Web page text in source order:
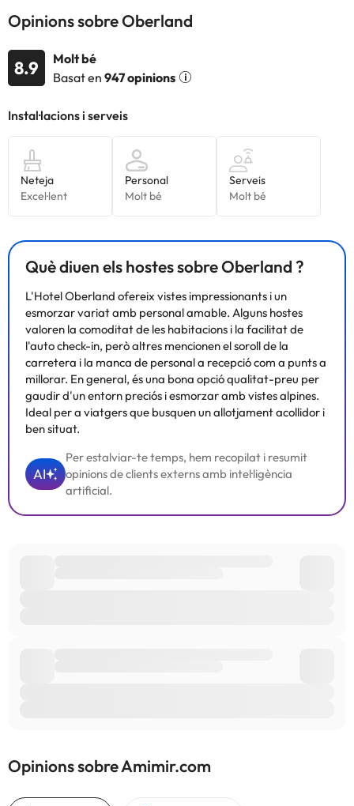
Opinions sobre Oberland
8.9
Molt bé
Basat en 947 opinions
Què diuen els hostes sobre Oberland ?
L'Hotel Oberland ofereix vistes impressionants i un
esmorzar variat amb personal amable. Alguns hostes
valoren la comoditat de les habitacions i la facilitat de
l'auto check-in, però altres mencionen el soroll de la
carretera i la manca de personal a recepció com a punts a
millorar. En general, és una bona opció qualitat-preu per
gaudir d'un entorn preciós i esmorzar amb vistes alpines.
Ideal per a viatgers que busquen un allotjament acollidor i
ben situat.
AI
Per estalviar-te temps, hem recopilat i resumit
opinions de clients externs amb intel·ligència
artificial.
Opinions sobre Amimir.com